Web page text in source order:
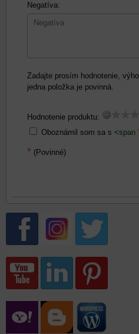
Negatíva:
Zadajte prosím hodnotenie,
jedna položka je povinná.
Hodnotenie produktu:
Oboznámil som sa s <span
* (Povinné)